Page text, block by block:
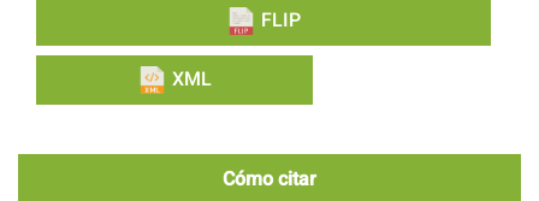
FLIP
XML
Cómo citar